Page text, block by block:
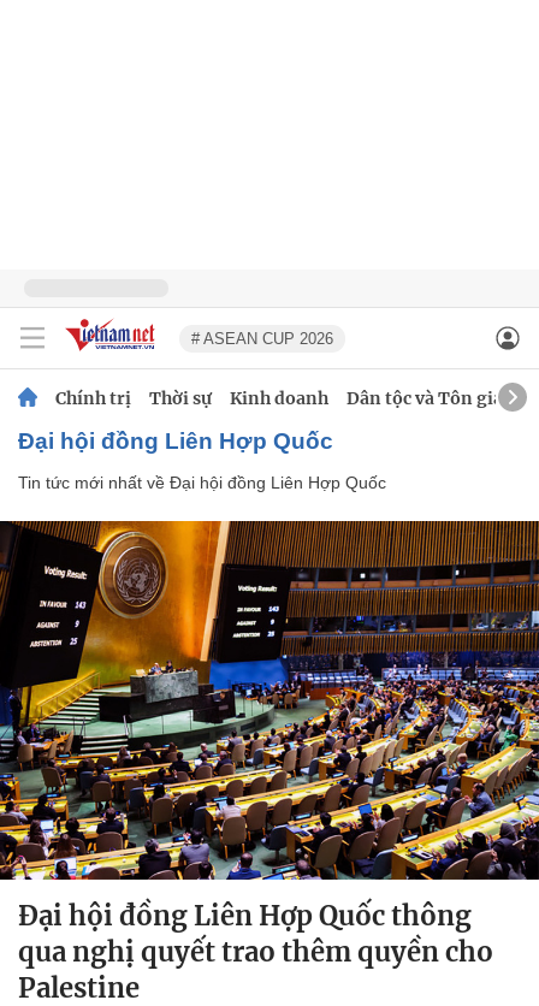
# ASEAN CUP 2026
Chính trị Thời sự Kinh doanh Dân tộc và Tôn giáo
Đại hội đồng Liên Hợp Quốc
Tin tức mới nhất về Đại hội đồng Liên Hợp Quốc
Đại hội đồng Liên Hợp Quốc thông
qua nghị quyết trao thêm quyền cho
Palestine